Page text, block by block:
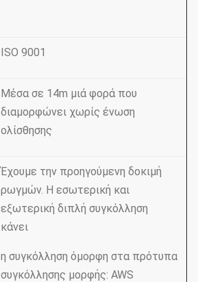
ISO 9001
Μέσα σε 14m μιά φορά που
διαμορφώνει χωρίς ένωση
ολίσθησης
Έχουμε την προηγούμενη δοκιμή
ρωγμών. Η εσωτερική και
εξωτερική διπλή συγκόλληση
κάνει
η συγκόλληση όμορφη στα πρότυπα
συγκόλλησης μορφής: AWS